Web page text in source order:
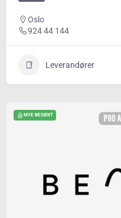
Oslo
924 44 144
Leverandører
MYE BESØKT